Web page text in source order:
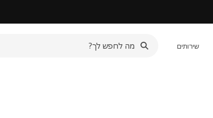
שירותים